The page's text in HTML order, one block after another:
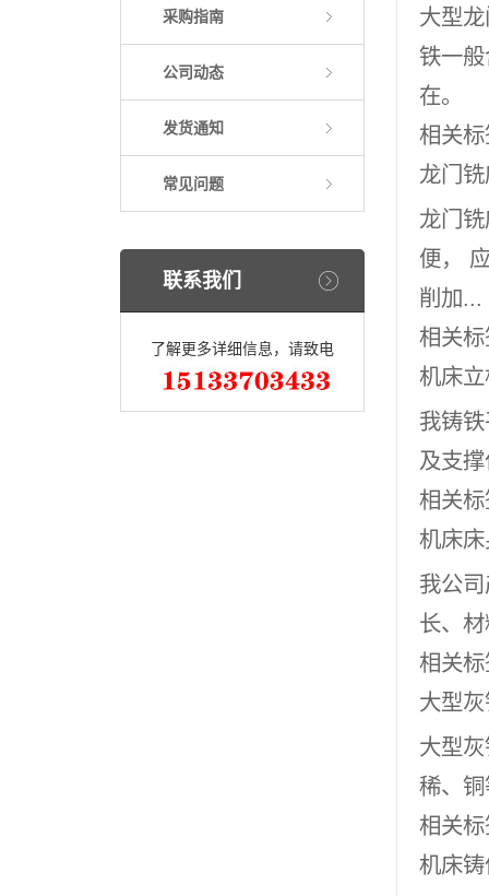
采购指南
公司动态
发货通知
常见问题
联系我们
了解更多详细信息，请致电
大型
铁一
在。
相关
龙门
龙门
便，
削加...
相关
机床
我铸
及支
相关
机床
我公
长、
相关
大型
大型
稀、
相关
机床